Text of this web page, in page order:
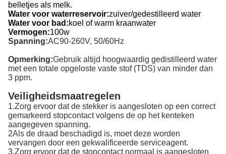
belletjes als melk.
Water voor waterreservoir:zuiver/gedestilleerd water
Water voor bad:koel of warm kraanwater
Vermogen:100w
Spanning:AC90-260V, 50/60Hz
Opmerking:Gebruik altijd hoogwaardig gedistilleerd water
met een totale opgeloste vaste stof (TDS) van minder dan
3 ppm.
Veiligheidsmaatregelen
1.Zorg ervoor dat de stekker is aangesloten op een correct
gemarkeerd stopcontact volgens de op het kenteken
aangegeven spanning.
2Als de draad beschadigd is, moet deze worden
vervangen door een gekwalificeerde serviceagent.
3.Zorg ervoor dat de stopcontact normaal is aangesloten